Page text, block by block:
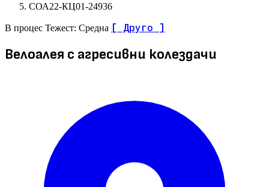
СОА22-КЦ01-24936
В процес Тежест: Средна [ Друго ]
Велоалея с агресивни колездачи